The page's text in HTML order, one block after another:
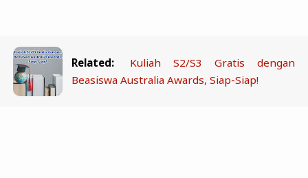
Related:
Kuliah S2/S3 Gratis dengan
Beasiswa Australia Awards, Siap-Siap!